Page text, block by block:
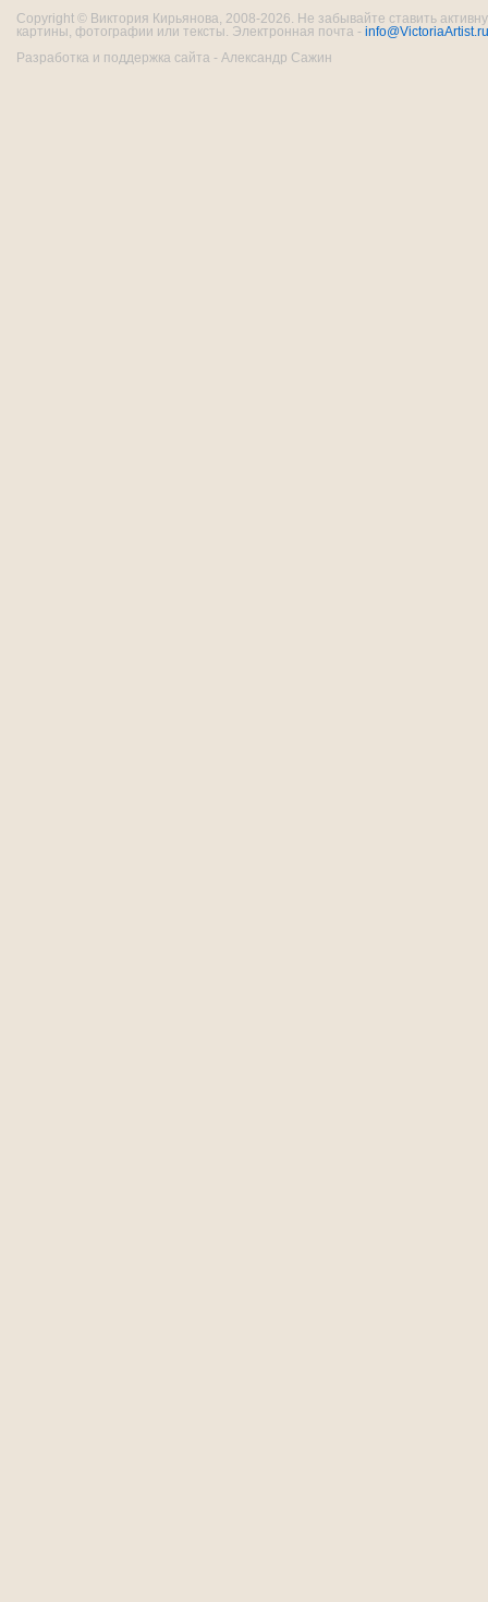
Copyright © Виктория Кирьянова, 2008-2026. Не забывайте ставить
картины, фотографии или тексты. Электронная почта - info@VictoriaArtist.ru
Разработка и поддержка сайта - Александр Сажин